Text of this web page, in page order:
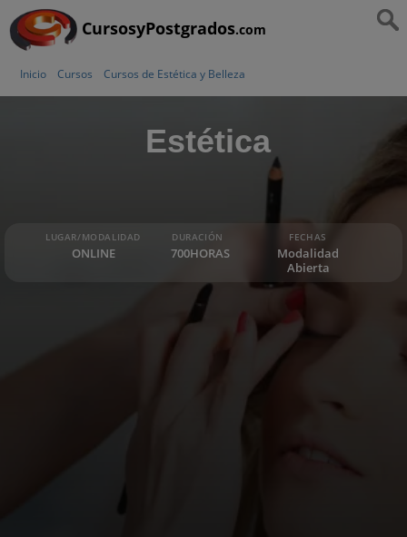
CursosyPostgrados.com
Inicio Cursos Cursos de Estética y Belleza
Estética
LUGAR/MODALIDAD
ONLINE
DURACIÓN
700HORAS
FECHAS
Modalidad
Abierta